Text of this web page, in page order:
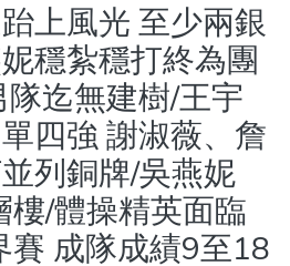
上風光 至少兩銀
穩紮穩打終為團
迄無建樹/王宇
四強 謝淑薇、詹
列銅牌/吳燕妮
/體操精英面臨
成隊成績9至18